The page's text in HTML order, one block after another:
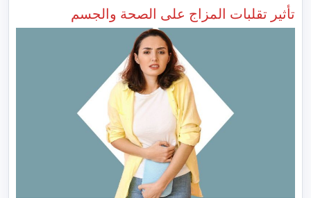
تأثير تقلبات المزاج على الصحة والجسم